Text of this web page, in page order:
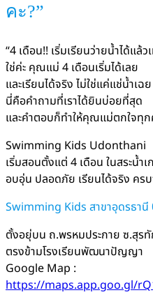
คะ?”
“4 เดือน!! เริ่มเรียนว่ายน้ำได้แล้ว
ใช่ค่ะ คุณแม่ 4 เดือนเริ่มได้เลย
และเรียนได้จริง ไม่ใช่แค่แช่น้ำเฉ
นี่คือคำถามที่เราได้ยินบ่อยที่สุด
และคำตอบก็ทำให้คุณแม่ตกใจทุ
Swimming Kids Udonthani
เริ่มสอนตั้งแต่ 4 เดือน ในสระน้ำ
อบอุ่น ปลอดภัย เรียนได้จริง คร
Swimming Kids สาขาอุดรธานี
ตั้งอยุ่บน ถ.พรหมประกาย ซ.สุร
ตรงข้ามโรงเรียนพัฒนาปัญญา
Google Map :
https://maps.app.goo.gl/